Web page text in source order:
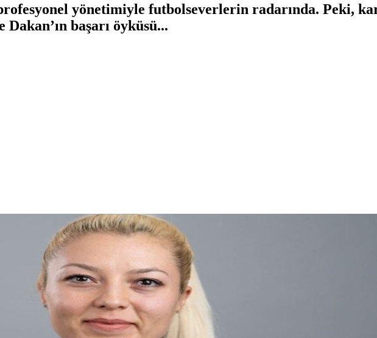
yönetimiyle futbolseverlerin radarında. Peki,
başarı öyküsü...